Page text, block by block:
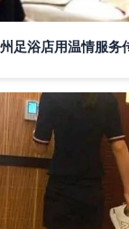
足浴店用温情服务